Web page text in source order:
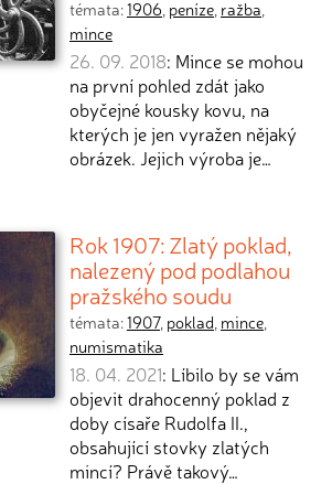
témata:1906, peníze, ražba,
mince
26. 09. 2018: Mince se mohou
na první pohled zdát jako
obyčejné kousky kovu, na
kterých je jen vyražen nějaký
obrázek. Jejich výroba je…
Rok 1907: Zlatý poklad,
nalezený pod podlahou
pražského soudu
témata:1907, poklad, mince,
numismatika
18. 04. 2021: Líbilo by se vám
objevit drahocenný poklad z
doby císaře Rudolfa II.,
obsahující stovky zlatých
mincí? Právě takový…